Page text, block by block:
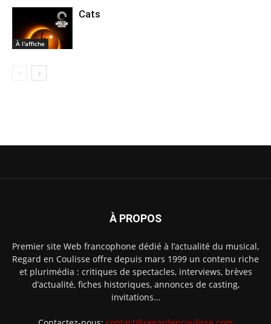
À l'affiche
Cats
À PROPOS
Premier site Web francophone dédié à l’actualité du musical,
Regard en Coulisse offre depuis mars 1999 un contenu riche
et plurimédia : critiques de spectacles, interviews, brèves
d’actualité, fiches historiques, annonces de casting,
invitations…